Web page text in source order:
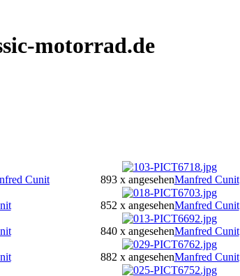
motorrad.de
Cunit 893 x angesehenManfred Cunit
852 x angesehenManfred Cunit
840 x angesehenManfred Cunit
882 x angesehenManfred Cunit